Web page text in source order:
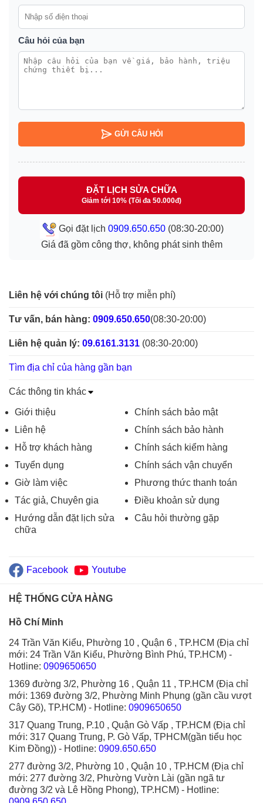
Câu hỏi của bạn
GỬI CÂU HỎI
ĐẶT LỊCH SỬA CHỮA
Giảm tới 10% (Tối đa 50.000đ)
Gọi đặt lịch 0909.650.650(08:30-20:00)
Giá đã gồm công thợ, không phát sinh thêm
Liên hệ với chúng tôi (Hỗ trợ miễn phí)
Tư vấn, bán hàng: 0909.650.650(08:30-20:00)
Liên hệ quản lý: 09.6161.3131 (08:30-20:00)
Tìm địa chỉ của hàng gần bạn
Các thông tin khác
Giới thiệu
Liên hệ
Hỗ trợ khách hàng
Tuyển dụng
Giờ làm việc
Tác giả, Chuyên gia
Hướng dẫn đặt lịch sửa
chữa
Chính sách bảo mật
Chính sách bảo hành
Chính sách kiểm hàng
Chính sách vận chuyển
Phương thức thanh toán
Điều khoản sử dụng
Câu hỏi thường gặp
Facebook Youtube
HỆ THỐNG CỬA HÀNG
Hồ Chí Minh
24 Trần Văn Kiểu, Phường 10 , Quận 6 , TP.HCM (Địa chỉ
mới: 24 Trần Văn Kiểu, Phường Bình Phú, TP.HCM) -
Hotline: 0909650650
1369 đường 3/2, Phường 16 , Quận 11 , TP.HCM (Địa chỉ
mới: 1369 đường 3/2, Phường Minh Phụng (gần cầu vượt
Cây Gõ), TP.HCM) - Hotline: 0909650650
317 Quang Trung, P.10 , Quận Gò Vấp , TP.HCM (Địa chỉ
mới: 317 Quang Trung, P. Gò Vấp, TPHCM(gần tiểu học
Kim Đồng)) - Hotline: 0909.650.650
277 đường 3/2, Phường 10 , Quận 10 , TP.HCM (Địa chỉ
mới: 277 đường 3/2, Phường Vườn Lài (gần ngã tư
đường 3/2 và Lê Hồng Phong), TP.HCM) - Hotline: